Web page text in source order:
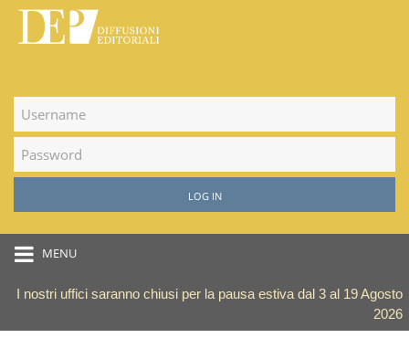
LOG IN
MENU
I nostri uffici saranno chiusi per la pausa estiva dal 3 al 19 Agosto
2026